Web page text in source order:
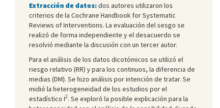
Extracción de datos:dos autores utilizaron los
criterios de la Cochrane Handbook for Systematic
Reviews of Interventions. La evaluación del sesgo se
realizó de forma independiente y el desacuerdo se
resolvió mediante la discusión con un tercer autor.
Para el análisis de los datos dicotómicos se utilizó el
riesgo relativo (RR) y para los continuos, la diferencia de
medias (DM). Se hizo análisis por intención de tratar. Se
midió la heterogeneidad de los estudios por el
estadístico I2. Se exploró la posible explicación para la